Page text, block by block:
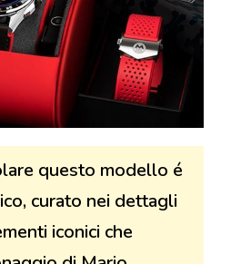
questo modello é
curato nei dettagli
iconici che